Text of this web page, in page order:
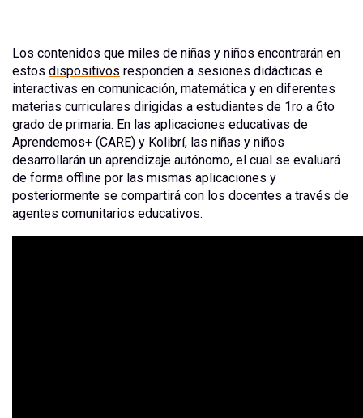
Los contenidos que miles de niñas y niños encontrarán en
estos dispositivos responden a sesiones didácticas e
interactivas en comunicación, matemática y en diferentes
materias curriculares dirigidas a estudiantes de 1ro a 6to
grado de primaria. En las aplicaciones educativas de
Aprendemos+ (CARE) y Kolibrí, las niñas y niños
desarrollarán un aprendizaje autónomo, el cual se evaluará
de forma offline por las mismas aplicaciones y
posteriormente se compartirá con los docentes a través de
agentes comunitarios educativos.